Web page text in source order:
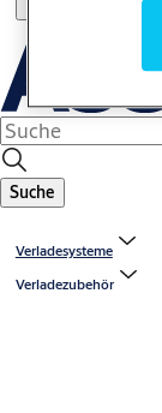
Suche
Verladesysteme
Verladezubehör